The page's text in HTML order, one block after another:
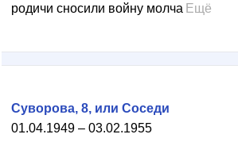
родичи сносили войну молча Ещё
01.04.1949 – 03.02.1955
Суворова, 8, или Соседи